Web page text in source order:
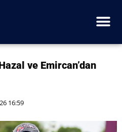
ve Emircan’dan
16:59